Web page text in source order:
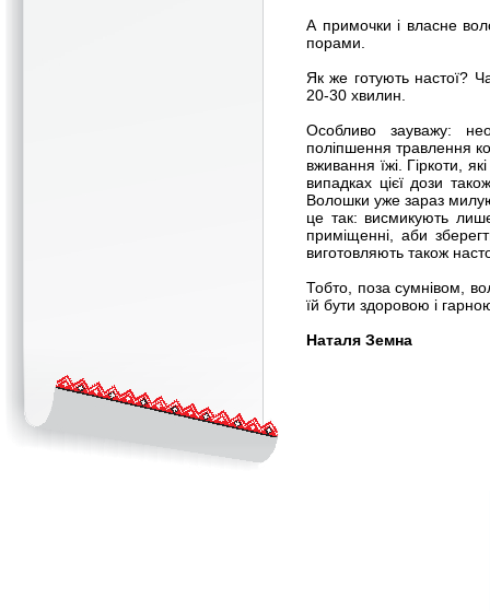
А примочки і власне
порами.
Як же готують настої?
20-30 хвилин.
Особливо зауважу:
поліпшення травлення
вживання їжі. Гіркоти,
випадках цієї дози
Волошки уже зараз
це так: висмикують
приміщенні, аби
виготовляють також
Тобто, поза сумнівом,
їй бути здоровою і
Наталя Земна